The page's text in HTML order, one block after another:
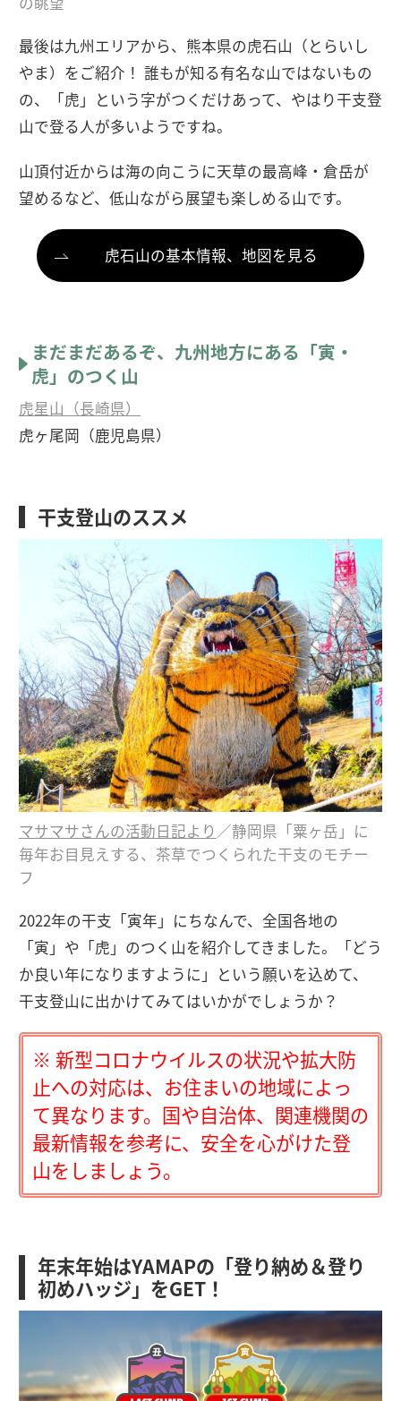
最後は九州エリアから、熊本県の虎石山（とらいし
やま）をご紹介！ 誰もが知る有名な山ではないもの
の、「虎」という字がつくだけあって、やはり干支登
山で登る人が多いようですね。
山頂付近からは海の向こうに天草の最高峰・倉岳が
望めるなど、低山ながら展望も楽しめる山です。
虎石山の基本情報、地図を見る
まだまだあるぞ、九州地方にある「寅・
虎」のつく山
虎星山（長崎県）
虎ヶ尾岡（鹿児島県）
干支登山のススメ
マサマサさんの活動日記より ／静岡県「粟ヶ岳」に
毎年お目見えする、茶草でつくられた干支のモチー
フ
2022年の干支「寅年」にちなんで、全国各地の
「寅」や「虎」のつく山を紹介してきました。「どう
か良い年になりますように」という願いを込めて、
干支登山に出かけてみてはいかがでしょうか？
※ 新型コロナウイルスの状況や拡大防
止への対応は、お住まいの地域によっ
て異なります。国や自治体、関連機関の
最新情報を参考に、安全を心がけた登
山をしましょう。
年末年始はYAMAPの「登り納め＆登り
初めハッジ」をGET！